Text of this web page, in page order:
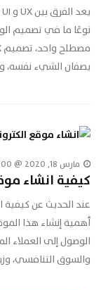
نوعًا ما في تصميم
يصفان الشيء نفسه،
مارس 18, 2020 @ 20:00م
كيفية انشاء
عند الحديث عن كيفية
أهمية إنشاء هذا
الوصول إلى العملاء
والسوق التنافسي،